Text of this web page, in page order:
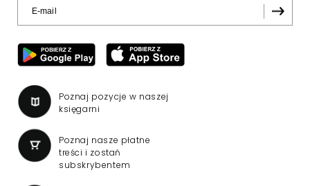
Poznaj pozycje w naszej
księgarni
Poznaj nasze płatne
treści i zostań
subskrybentem